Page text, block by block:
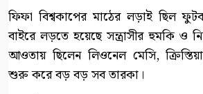
ফিফা বিশ্বকাপের মাঠের লড়াই ছিল
বাইরে লড়তে হয়েছে সন্ত্রাসীর হুমকি ও
আওতায় ছিলেন লিওনেল মেসি,
শুরু করে বড় বড় সব তারকা।